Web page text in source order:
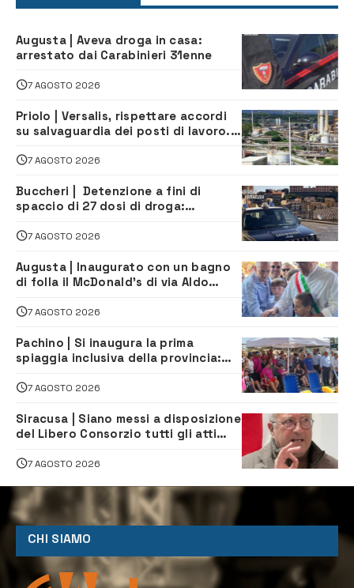
Augusta | Aveva droga in casa:
arrestato dai Carabinieri 31enne
7 AGOSTO 2026
Priolo | Versalis, rispettare accordi
su salvaguardia dei posti di lavoro. Il
7 AGOSTO 2026
Buccheri | Detenzione a fini di
spaccio di 27 dosi di droga:
7 AGOSTO 2026
Augusta | Inaugurato con un bagno
di folla il McDonald’s di via Aldo
7 AGOSTO 2026
Pachino | Si inaugura la prima
spiaggia inclusiva della provincia:
tutti
7 AGOSTO 2026
Siracusa | Siano messi a disposizione
del Libero Consorzio tutti gli atti
7 AGOSTO 2026
CHI SIAMO